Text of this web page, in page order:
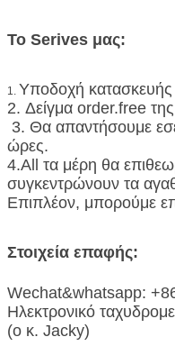
Το Serives μας:
1. Υποδοχή
2. Δείγμα order.free
3. Θα απαντήσουμε
ώρες.
4.All τα μέρη θα
συγκεντρώνουν τα
Επιπλέον, μπορούμε
λογαριασμό της
ασφαλή συσκευασία
παράδοση των
6. Στην παραγωγή,
Στοιχεία επαφής:
Wechat&whatsapp:
Ηλεκτρονικό
(ο κ. Jacky)